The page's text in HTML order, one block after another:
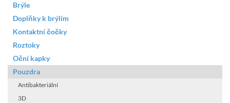
Brýle
Doplňky k brýlím
Kontaktní čočky
Roztoky
Oční kapky
Pouzdra
Antibakteriální
3D